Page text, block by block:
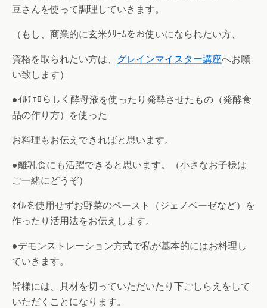
豆さんを使って調理していきます。
（もし、商業的に玄米ｸﾘｰﾑをお使いになられたい方、
資格を取られたい方は、 グレインマイスター講座へお願
い致します）
●ｲﾙﾁｴﾛらしく酵母液を使ったり発酵させたもの（発酵食
品の作り方）を使った
お料理もお伝えできればと思います。
●離乳食にも活躍できると思います。（小さなお子様は
ご一緒にどうぞ）
ｵｲﾙを使用せずお野菜のペースト（ジェノベーゼなど）を
作ったり活用法をお伝えします。
●デモンストレーション方式で私が基本的にはお料理し
ていきます。
皆様には、具材を切っていただいたり下ごしらえをして
いただくことになります。